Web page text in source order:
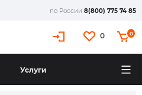
по России 8(800) 775 74 85
0 0
Услуги